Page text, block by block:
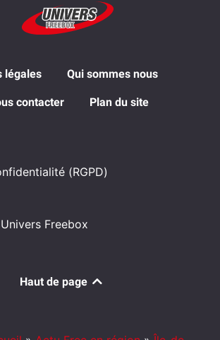
légales Qui sommes nous
contacter Plan du site
(RGPD)
Freebox
Haut de page